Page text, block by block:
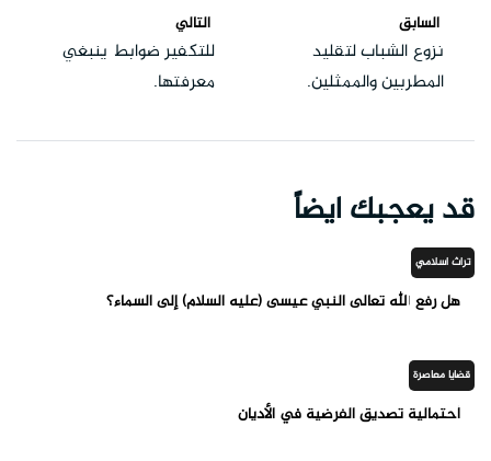
السابق
نزوع الشباب لتقليد
المطربين والممثلين.
التالي
للتكفير ضوابط ينبغي
معرفتها.
قد يعجبك ايضاً
تراث اسلامي
هل رفع الله تعالى النبي عيسى (عليه السلام) إلى السماء؟
قضايا معاصرة
أحتمالية تصديق الفرضية في الأديان